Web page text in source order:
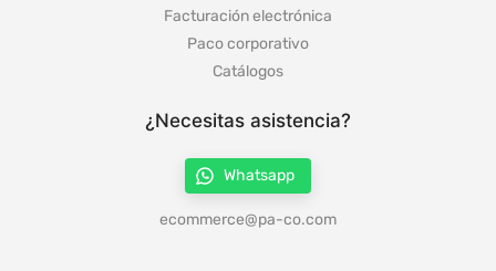
Facturación electrónica
Paco corporativo
Catálogos
¿Necesitas asistencia?
Whatsapp
ecommerce@pa-co.com